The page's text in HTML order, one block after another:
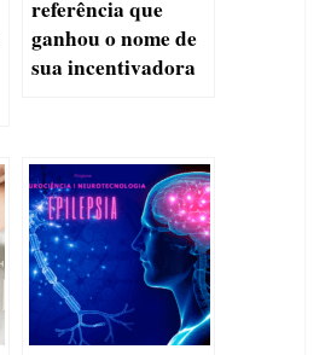
referência que
ganhou o nome de
sua incentivadora